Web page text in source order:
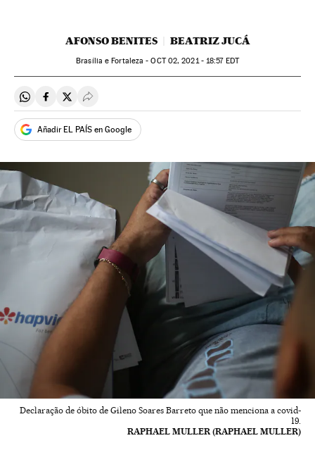
AFONSO BENITES BEATRIZ JUCÁ
Brasília e Fortaleza -OCT02, 2021 - 18:57EDT
Compartir en Whatsapp
Compartir en Facebook
Compartir en Twitter
Desplegar Redes Sociales
Añadir EL PAÍS en Google
Declaração de óbito de Gileno Soares Barreto que não menciona a covid-
19.
RAPHAEL MULLER (RAPHAEL MULLER)